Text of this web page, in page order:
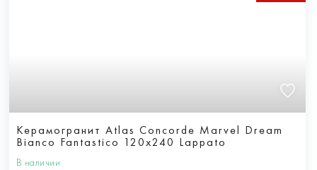
Керамогранит Atlas Concorde Marvel Dream
Bianco Fantastico 120x240 Lappato
В наличии